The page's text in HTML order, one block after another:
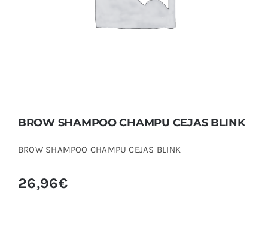
BROW SHAMPOO CHAMPU CEJAS BLINK
BROW SHAMPOO CHAMPU CEJAS BLINK
26,96€